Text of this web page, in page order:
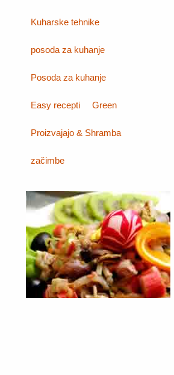
Kuharske tehnike
posoda za kuhanje
Posoda za kuhanje
Easy recepti Green
Proizvajajo & Shramba
začimbe